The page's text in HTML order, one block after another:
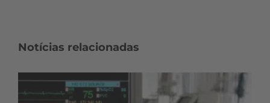
Notícias relacionadas